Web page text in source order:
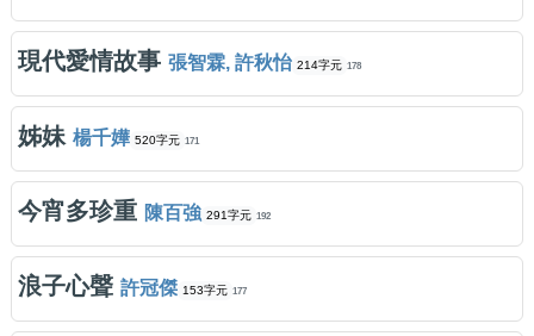
現代愛情故事 張智霖, 許秋怡 214字元 178
姊妹 楊千嬅 520字元 171
今宵多珍重 陳百強 291字元 192
浪子心聲 許冠傑 153字元 177